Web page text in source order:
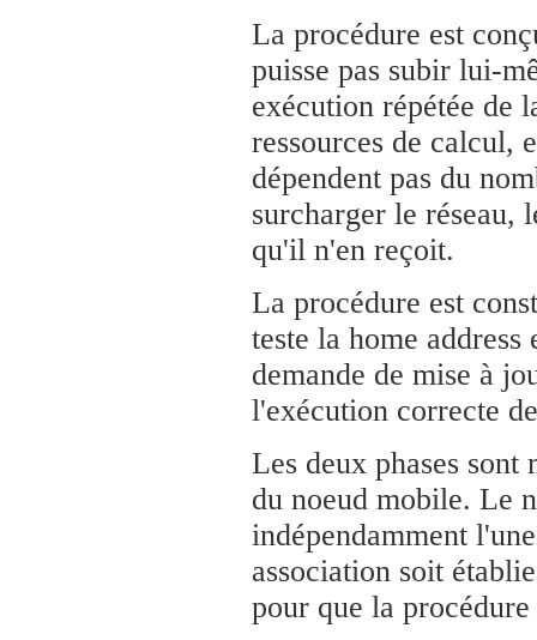
La procédure est
puisse pas subir lui-
exécution répétée de
ressources de calcul,
dépendent pas du
surcharger le réseau,
qu'il n'en reçoit.
La procédure est
teste la home
demande de mise à
l'exécution correcte
Les deux phases
du noeud mobile. Le
indépendamment
association soit
pour que la